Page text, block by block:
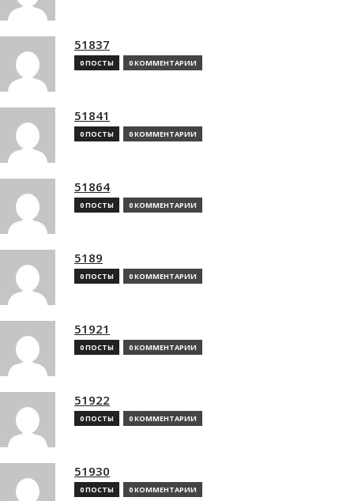
51837
0 ПОСТЫ 0 КОММЕНТАРИИ
51841
0 ПОСТЫ 0 КОММЕНТАРИИ
51864
0 ПОСТЫ 0 КОММЕНТАРИИ
5189
0 ПОСТЫ 0 КОММЕНТАРИИ
51921
0 ПОСТЫ 0 КОММЕНТАРИИ
51922
0 ПОСТЫ 0 КОММЕНТАРИИ
51930
0 ПОСТЫ 0 КОММЕНТАРИИ